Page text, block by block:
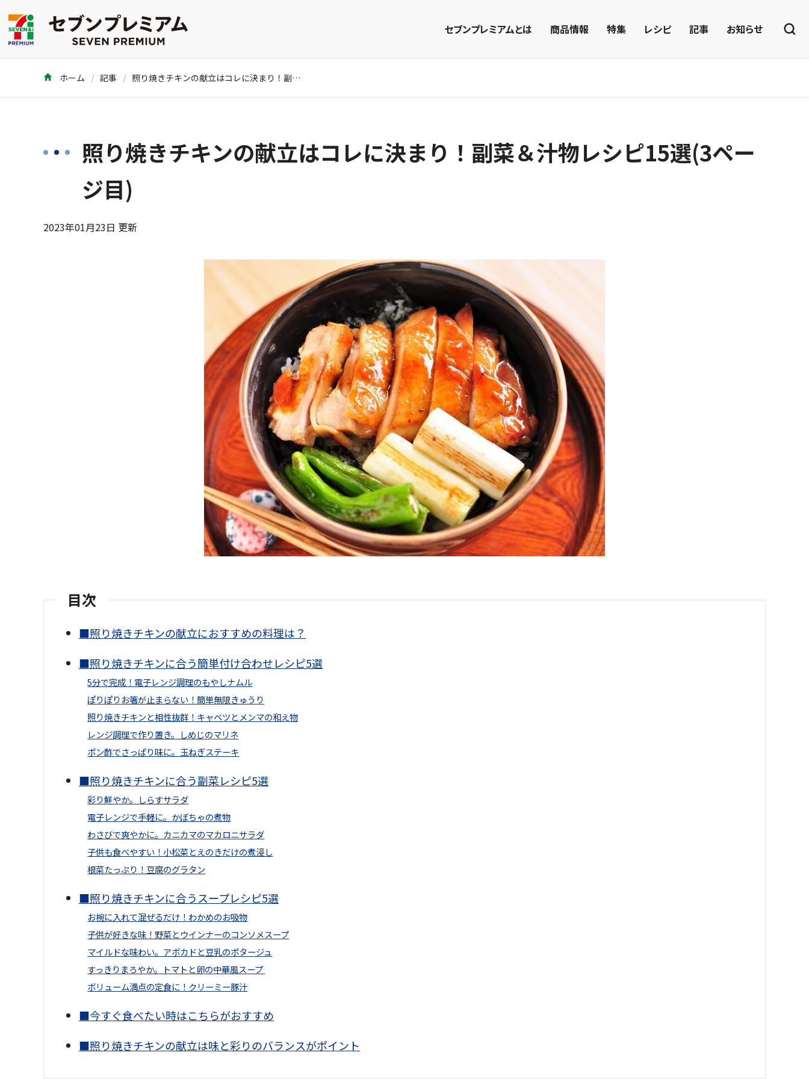
セブンプレミアムとは 商品情報 特集 レシピ 記事 お知らせ
ホーム 記事 照り焼きチキンの献立はコレに決まり！副菜＆汁物レシピ15選
照り焼きチキンの献立はコレに決まり！副菜＆汁物レシピ15選(3ペー
ジ目)
2023年01月23日 更新
目次
■照り焼きチキンの献立におすすめの料理は？
■照り焼きチキンに合う簡単付け合わせレシピ5選
5分で完成！電子レンジ調理のもやしナムル
ぽりぽりお箸が止まらない！簡単無限きゅうり
照り焼きチキンと相性抜群！キャベツとメンマの和え物
レンジ調理で作り置き。しめじのマリネ
ポン酢でさっぱり味に。玉ねぎステーキ
■照り焼きチキンに合う副菜レシピ5選
彩り鮮やか。しらすサラダ
電子レンジで手軽に。かぼちゃの煮物
わさびで爽やかに。カニカマのマカロニサラダ
子供も食べやすい！小松菜とえのきだけの煮浸し
根菜たっぷり！豆腐のグラタン
■照り焼きチキンに合うスープレシピ5選
お椀に入れて混ぜるだけ！わかめのお吸物
子供が好きな味！野菜とウインナーのコンソメスープ
マイルドな味わい。アボカドと豆乳のポタージュ
すっきりまろやか。トマトと卵の中華風スープ
ボリューム満点の定食に！クリーミー豚汁
■今すぐ食べたい時はこちらがおすすめ
■照り焼きチキンの献立は味と彩りのバランスがポイント